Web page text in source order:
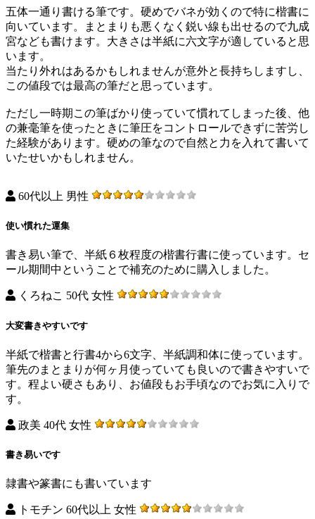
五体一通り書ける筆です。硬めでバネが効くので特に楷書に
向いています。まとまりも悪くなく鋭い線も出せるので九成
宮なども書けます。大きさは半紙に六文字が適していると思
います。
当たり外れはあるかもしれませんが意外と長持ちしますし、
この値段では最高の筆だと思っています。
ただし一時期この筆ばかり使っていて慣れてしまった後、他
の兼毫筆を使ったときに筆圧をコントロールできずに苦労し
た経験があります。硬めの筆なので自然と力を入れて書いて
いたせいかもしれません。
60代以上 男性
使い慣れた運集
書き易い筆で、半紙６枚程度の楷書行書に使っています。セ
ール期間中ということで補充のために購入しました。
くろねこ 50代 女性
大変書きやすいです
半紙で楷書と行書4から6文字、半紙調和体に使っています。
筆先のまとまりが何ヶ月使っていても良いので書きやすいで
す。程よい硬さもあり、お値段もお手頃なのでお気に入りで
す。
政美 40代 女性
書き易いです
隷書や篆書にも書いています
トモチン 60代以上 女性